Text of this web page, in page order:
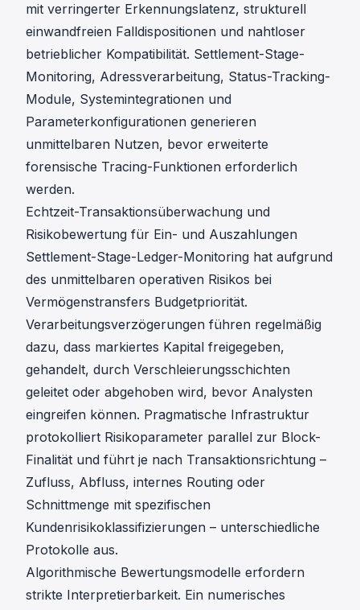
mit verringerter Erkennungslatenz, strukturell
einwandfreien Falldispositionen und nahtloser
betrieblicher Kompatibilität. Settlement-Stage-
Monitoring, Adressverarbeitung, Status-Tracking-
Module, Systemintegrationen und
Parameterkonfigurationen generieren
unmittelbaren Nutzen, bevor erweiterte
forensische Tracing-Funktionen erforderlich
werden.
Echtzeit-Transaktionsüberwachung und
Risikobewertung für Ein- und Auszahlungen
Settlement-Stage-Ledger-Monitoring hat aufgrund
des unmittelbaren operativen Risikos bei
Vermögenstransfers Budgetpriorität.
Verarbeitungsverzögerungen führen regelmäßig
dazu, dass markiertes Kapital freigegeben,
gehandelt, durch Verschleierungsschichten
geleitet oder abgehoben wird, bevor Analysten
eingreifen können. Pragmatische Infrastruktur
protokolliert Risikoparameter parallel zur Block-
Finalität und führt je nach Transaktionsrichtung –
Zufluss, Abfluss, internes Routing oder
Schnittmenge mit spezifischen
Kundenrisikoklassifizierungen – unterschiedliche
Protokolle aus.
Algorithmische Bewertungsmodelle erfordern
strikte Interpretierbarkeit. Ein numerisches